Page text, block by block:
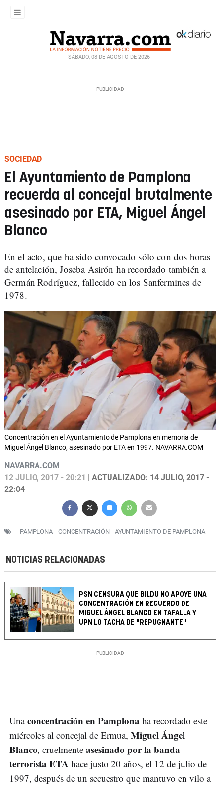
SÁBADO, 08 DE AGOSTO DE 2026
SOCIEDAD
El Ayuntamiento de Pamplona
recuerda al concejal brutalmente
asesinado por ETA, Miguel Ángel
Blanco
En el acto, que ha sido convocado sólo con dos horas
de antelación, Joseba Asirón ha recordado también a
Germán Rodríguez, fallecido en los Sanfermines de
1978.
Concentración en el Ayuntamiento de Pamplona en memoria de
Miguel Ángel Blanco, asesinado por ETA en 1997. NAVARRA.COM
NAVARRA.COM
12 JULIO, 2017 - 20:21
| ACTUALIZADO: 14 JULIO, 2017 -
22:04
PAMPLONA CONCENTRACIÓN AYUNTAMIENTO DE PAMPLONA
NOTICIAS RELACIONADAS
PSN CENSURA QUE BILDU NO APOYE UNA
CONCENTRACIÓN EN RECUERDO DE
MIGUEL ÁNGEL BLANCO EN TAFALLA Y
UPN LO TACHA DE "REPUGNANTE"
Unaconcentración en Pamplona ha recordado este
miércoles al concejal de Ermua, Miguel Ángel
Blanco, cruelmente asesinado por la banda
terrorista ETA hace justo 20 años, el 12 de julio de
1997, después de un secuestro que mantuvo en vilo a